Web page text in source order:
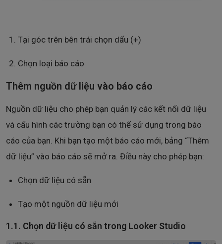
Tại góc trên bên trái chọn dấu (+)
Chọn loại báo cáo
Thêm nguồn dữ liệu vào báo cáo
Nguồn dữ liệu cho phép bạn quản lý các kết nối dữ liệu
và cấu hình các trường bạn có thể sử dụng trong báo
cáo của bạn. Khi bạn tạo một báo cáo mới, bảng “Thêm
dữ liệu” vào báo cáo sẽ mở ra. Điều này cho phép bạn:
Chọn dữ liệu có sẵn
Tạo một nguồn dữ liệu mới
1.1. Chọn dữ liệu có sẵn trong Looker Studio